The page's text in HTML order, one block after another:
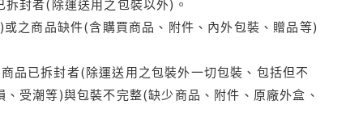
封者(除運送用之包裝以外)。
之商品缺件(含購買商品、附件、內外包裝、贈品等)
品已拆封者(除運送用之包裝外一切包裝、包括但不
受潮等)與包裝不完整(缺少商品、附件、原廠外盒、